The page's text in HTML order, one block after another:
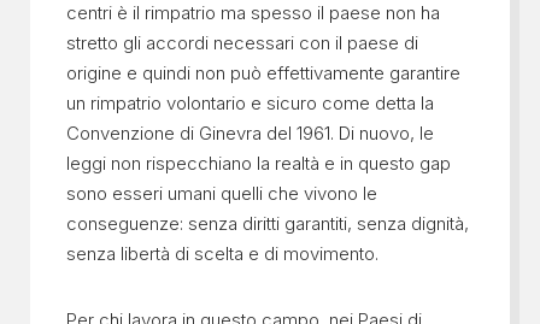
centri è il rimpatrio ma spesso il paese non ha
stretto gli accordi necessari con il paese di
origine e quindi non può effettivamente garantire
un rimpatrio volontario e sicuro come detta la
Convenzione di Ginevra del 1961. Di nuovo, le
leggi non rispecchiano la realtà e in questo gap
sono esseri umani quelli che vivono le
conseguenze: senza diritti garantiti, senza dignità,
senza libertà di scelta e di movimento.